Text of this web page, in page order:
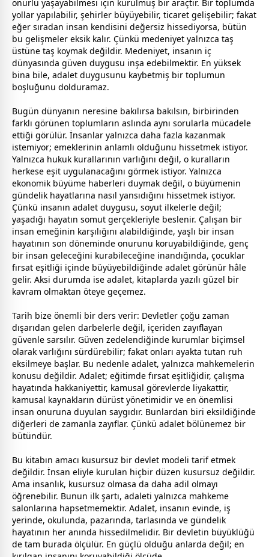
onurlu yaşayabilmesi için kurulmuş bir araçtır. Bir toplumda
yollar yapılabilir, şehirler büyüyebilir, ticaret gelişebilir; fakat
eğer sıradan insan kendisini değersiz hissediyorsa, bütün
bu gelişmeler eksik kalır. Çünkü medeniyet yalnızca taş
üstüne taş koymak değildir. Medeniyet, insanın iç
dünyasında güven duygusu inşa edebilmektir. En yüksek
bina bile, adalet duygusunu kaybetmiş bir toplumun
boşluğunu dolduramaz.
Bugün dünyanın neresine bakılırsa bakılsın, birbirinden
farklı görünen toplumların aslında aynı sorularla mücadele
ettiği görülür. İnsanlar yalnızca daha fazla kazanmak
istemiyor; emeklerinin anlamlı olduğunu hissetmek istiyor.
Yalnızca hukuk kurallarının varlığını değil, o kuralların
herkese eşit uygulanacağını görmek istiyor. Yalnızca
ekonomik büyüme haberleri duymak değil, o büyümenin
gündelik hayatlarına nasıl yansıdığını hissetmek istiyor.
Çünkü insanın adalet duygusu, soyut ilkelerle değil;
yaşadığı hayatın somut gerçekleriyle beslenir. Çalışan bir
insan emeğinin karşılığını alabildiğinde, yaşlı bir insan
hayatının son döneminde onurunu koruyabildiğinde, genç
bir insan geleceğini kurabileceğine inandığında, çocuklar
fırsat eşitliği içinde büyüyebildiğinde adalet görünür hâle
gelir. Aksi durumda ise adalet, kitaplarda yazılı güzel bir
kavram olmaktan öteye geçemez.
Tarih bize önemli bir ders verir: Devletler çoğu zaman
dışarıdan gelen darbelerle değil, içeriden zayıflayan
güvenle sarsılır. Güven zedelendiğinde kurumlar biçimsel
olarak varlığını sürdürebilir; fakat onları ayakta tutan ruh
eksilmeye başlar. Bu nedenle adalet, yalnızca mahkemelerin
konusu değildir. Adalet; eğitimde fırsat eşitliğidir, çalışma
hayatında hakkaniyettir, kamusal görevlerde liyakattir,
kamusal kaynakların dürüst yönetimidir ve en önemlisi
insan onuruna duyulan saygıdır. Bunlardan biri eksildiğinde
diğerleri de zamanla zayıflar. Çünkü adalet bölünemez bir
bütündür.
Bu kitabın amacı kusursuz bir devlet modeli tarif etmek
değildir. İnsan eliyle kurulan hiçbir düzen kusursuz değildir.
Ama insanlık, kusursuz olmasa da daha adil olmayı
öğrenebilir. Bunun ilk şartı, adaleti yalnızca mahkeme
salonlarına hapsetmemektir. Adalet, insanın evinde, iş
yerinde, okulunda, pazarında, tarlasında ve gündelik
hayatının her anında hissedilmelidir. Bir devletin büyüklüğü
de tam burada ölçülür. En güçlü olduğu anlarda değil; en